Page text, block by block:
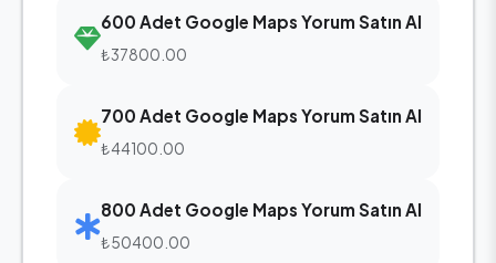
600 Adet Google Maps Yorum Satın Al
₺37800.00
700 Adet Google Maps Yorum Satın Al
₺44100.00
800 Adet Google Maps Yorum Satın Al
₺50400.00